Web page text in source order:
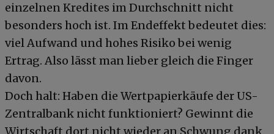
einzelnen Kredites im Durchschnitt nicht
besonders hoch ist. Im Endeffekt bedeutet dies:
viel Aufwand und hohes Risiko bei wenig
Ertrag. Also lässt man lieber gleich die Finger
davon.
Doch halt: Haben die Wertpapierkäufe der US-
Zentralbank nicht funktioniert? Gewinnt die